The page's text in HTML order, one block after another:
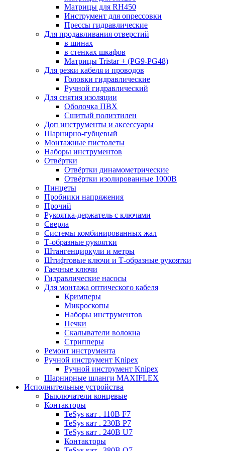
Матрицы для RH450
Инструмент для опрессовки
Прессы гидравлические
Для продавливания отверстий
в шинах
в стенках шкафов
Матрицы Tristar + (PG9-PG48)
Для резки кабеля и проводов
Головки гидравлические
Ручной гидравлический
Для снятия изоляции
Оболочка ПВХ
Сшитый полиэтилен
Доп инструменты и аксессуары
Шарнирно-губцевый
Монтажные пистолеты
Наборы инструментов
Отвёртки
Отвёртки динамометрические
Отвёртки изолированные 1000В
Пинцеты
Пробники напряжения
Прочий
Рукоятка-держатель с ключами
Сверла
Системы комбинированных жал
Т-образные рукоятки
Штангенциркули и метры
Штифтовые ключи и Т-образные рукоятки
Гаечные ключи
Гидравлические насосы
Для монтажа оптического кабеля
Кримперы
Микроскопы
Наборы инструментов
Печки
Скалыватели волокна
Стрипперы
Ремонт инструмента
Ручной инструмент Knipex
Ручной инструмент Knipex
Шарнирные шланги MAXIFLEX
Исполнительные устройства
Выключатели концевые
Контакторы
TeSys кат . 110В F7
TeSys кат . 230В P7
TeSys кат . 240В U7
Контакторы